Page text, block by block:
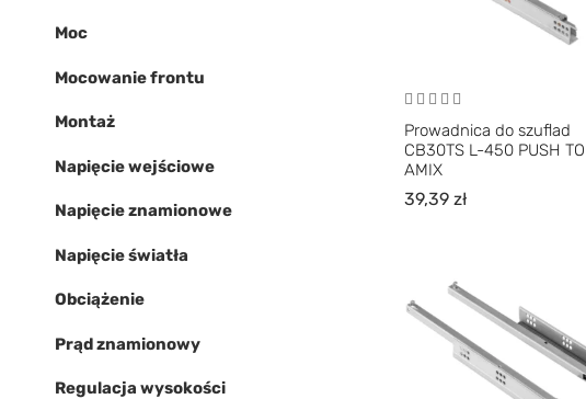
Moc
Mocowanie frontu
Montaż
Napięcie wejściowe
Napięcie znamionowe
Napięcie światła
Obciążenie
Prąd znamionowy
Regulacja wysokości
Prowadnica do szuflad
CB30TS L-450 PUSH TO
AMIX
39,39 zł